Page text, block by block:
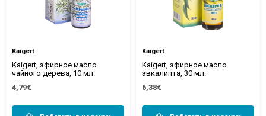
Kaigert
Kaigert, эфирное масло
чайного дерева, 10 мл.
4,79€
Kaigert
Kaigert, эфирное масло
эвкалипта, 30 мл.
6,38€